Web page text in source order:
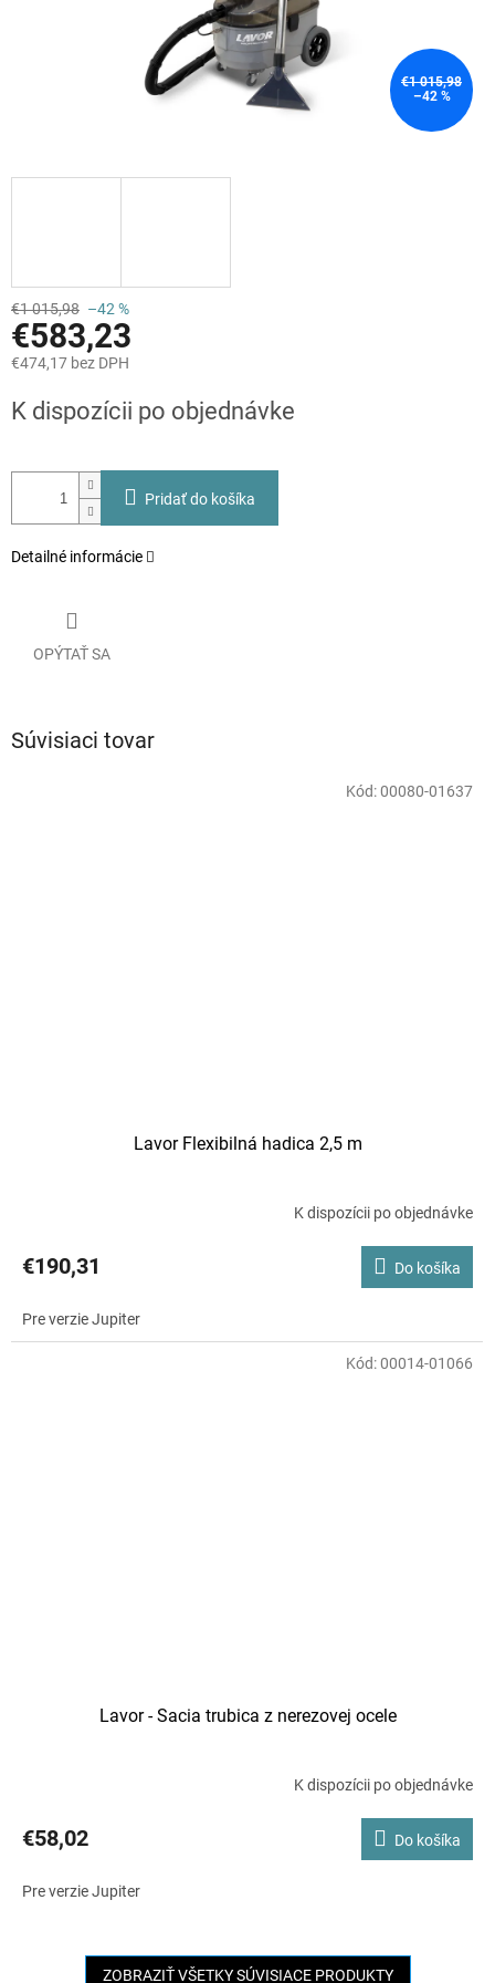
€1 015,98
–42 %
€1 015,98 –42 %
€583,23
€474,17 bez DPH
cena:
K dispozícii po objednávke
Pridať do košíka
Detailné informácie
OPÝTAŤ SA
Súvisiaci tovar
Lavor Flexibilná hadica 2,5 m
K dispozícii po objednávke
€190,31 Do košíka
Pre verzie Jupiter
Kód:00080-01637
Lavor - Sacia trubica z nerezovej ocele
K dispozícii po objednávke
€58,02 Do košíka
Pre verzie Jupiter
Kód:00014-01066
ZOBRAZIŤ VŠETKY SÚVISIACE PRODUKTY